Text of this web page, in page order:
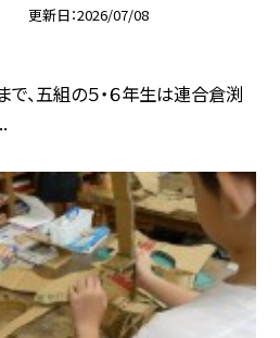
更新日 2026/07/08
まで、五組の５・６年生は連合倉渕